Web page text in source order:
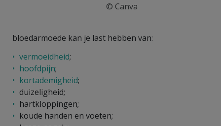
© Canva
bloedarmoede kan je last hebben van:
vermoeidheid;
hoofdpijn;
kortademigheid;
duizeligheid;
hartkloppingen;
koude handen en voeten;